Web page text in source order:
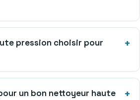
pression choisir pour
un bon nettoyeur haute